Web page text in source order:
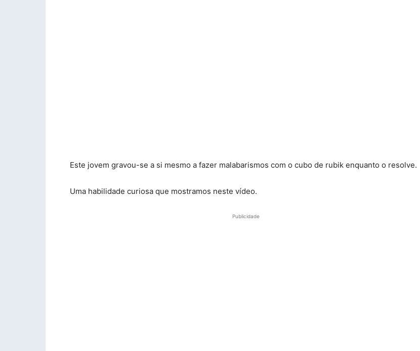
Este jovem gravou-se a si mesmo a fazer malabarismos com o cubo de rubik enquanto o resolve.
Uma habilidade curiosa que mostramos neste vídeo.
Publicidade